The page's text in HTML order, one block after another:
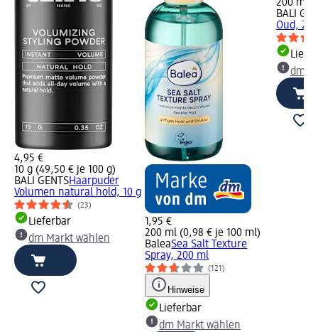
4,95 €
10 g (49,50 € je 100 g)
BALI GENTSHaarpuder
Volumen natural hold, 10 g
(23)
Lieferbar
dm Markt wählen
1,95 €
200 ml (0,98 € je 100 ml)
BaleaSea Salt Texture
Spray, 200 ml
(121)
Hinweise
Lieferbar
dm Markt wählen
200 ml
BALI
Oud,
dm